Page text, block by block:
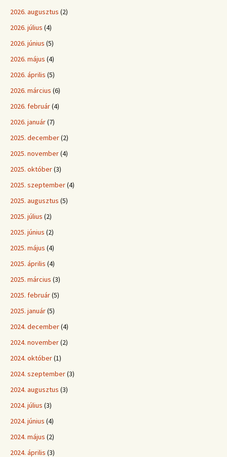
2026. augusztus (2)
2026. július (4)
2026. június (5)
2026. május (4)
2026. április (5)
2026. március (6)
2026. február(4)
2026. január(7)
2025. december(2)
2025. november(4)
2025. október(3)
2025. szeptember(4)
2025. augusztus (5)
2025. július (2)
2025. június (2)
2025. május (4)
2025. április (4)
2025. március (3)
2025. február(5)
2025. január(5)
2024. december(4)
2024. november(2)
2024. október(1)
2024. szeptember(3)
2024. augusztus (3)
2024. július (3)
2024. június (4)
2024. május (2)
2024. április (3)